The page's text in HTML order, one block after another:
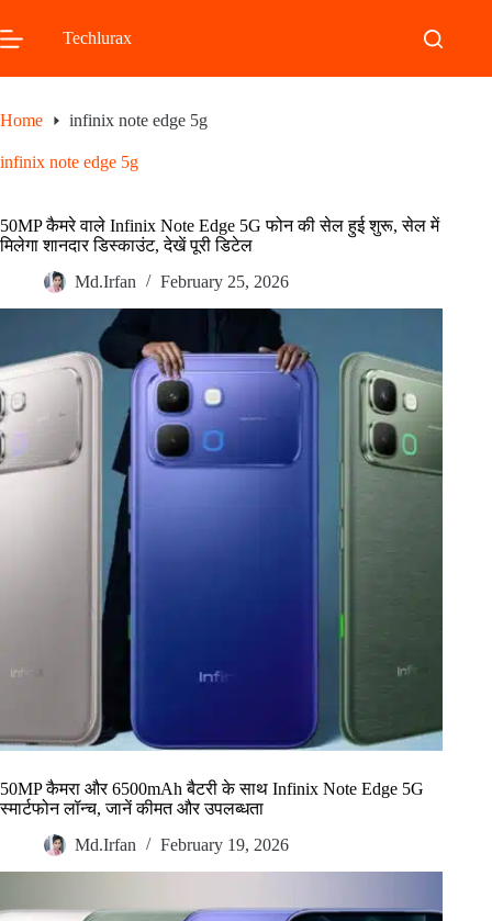
to
content
Techlurax
Home infinix note edge 5g
infinix note edge 5g
50MP कैमरे वाले Infinix Note Edge 5G फोन की सेल हुई शुरू, सेल में
मिलेगा शानदार डिस्काउंट, देखें पूरी डिटेल
Md.Irfan
February 25, 2026
50MP कैमरा और 6500mAh बैटरी के साथ Infinix Note Edge 5G
स्मार्टफोन लॉन्च, जानें कीमत और उपलब्धता
Md.Irfan
February 19, 2026